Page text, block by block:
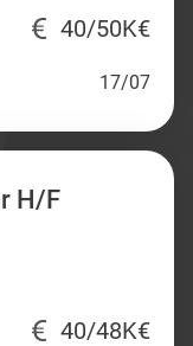
40/50K€
17/07
H/F
40/48K€